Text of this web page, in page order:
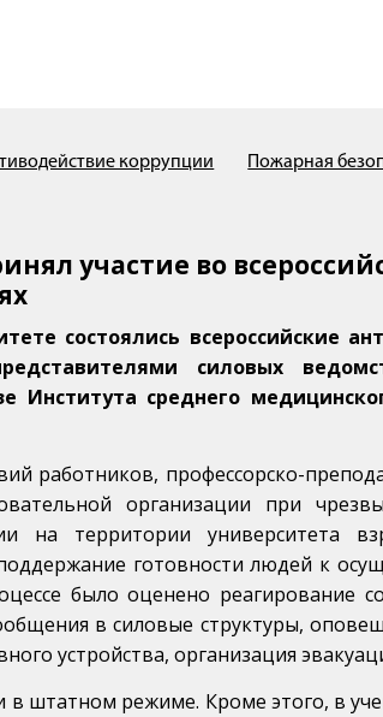
коррупции Пожарная
участие во
состоялись всероссийские
силовых
среднего
работников, профессорско-
организации при
на территории университета
готовности людей к
было оценено реагирование
в силовые структуры,
устройства, организация
в штатном режиме. Кроме этого, в